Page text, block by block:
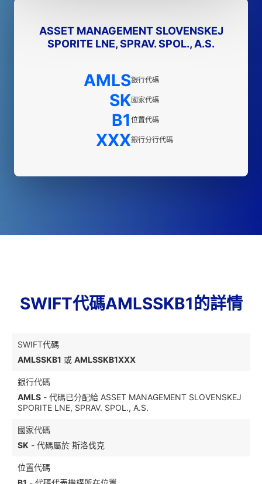
ASSET MANAGEMENT SLOVENSKEJ
SPORITE LNE, SPRAV. SPOL., A.S.
AMLS銀行代碼
SK國家代碼
B1 位置代碼
XXX銀行分行代碼
SWIFT代碼AMLSSKB1的詳情
SWIFT代碼
AMLSSKB1 或 AMLSSKB1XXX
銀行代碼
AMLS - 代碼已分配給 ASSET MANAGEMENT SLOVENSKEJ
SPORITE LNE, SPRAV. SPOL., A.S.
國家代碼
SK - 代碼屬於 斯洛伐克
位置代碼